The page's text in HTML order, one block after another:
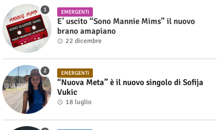
EMERGENTI
E’ uscito “Sono Mannie Mims” il nuovo
brano amapiano
22 dicembre
EMERGENTI
“Nuova Meta” è il nuovo singolo di Sofija
Vukic
18 luglio